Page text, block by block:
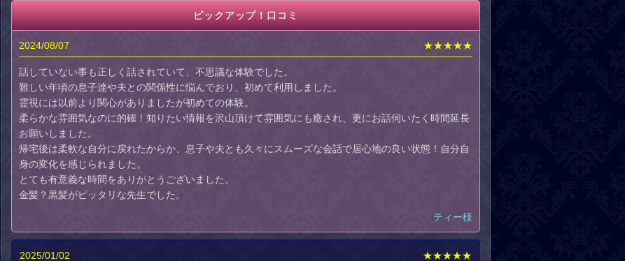
ピックアップ！口コミ
2024/08/07 ★★★★★
話していない事も正しく話されていて、不思議な体験でした。
難しい年頃の息子達や夫との関係性に悩んでおり、初めて利用しました。
霊視には以前より関心がありましたが初めての体験。
柔らかな雰囲気なのに的確！知りたい情報を沢山頂けて雰囲気にも癒され、更にお話伺いたく時間延長
お願いしました。
帰宅後は柔軟な自分に戻れたからか、息子や夫とも久々にスムーズな会話で居心地の良い状態！自分自
身の変化を感じられました。
とても有意義な時間をありがとうございました。
金髪？黒髪がピッタリな先生でした。
ティー様
2025/01/02 ★★★★★